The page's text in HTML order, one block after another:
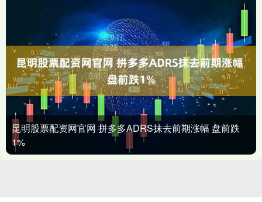
昆明股票配资网官网 拼多多ADRS抹去前期涨幅 盘前跌
1%